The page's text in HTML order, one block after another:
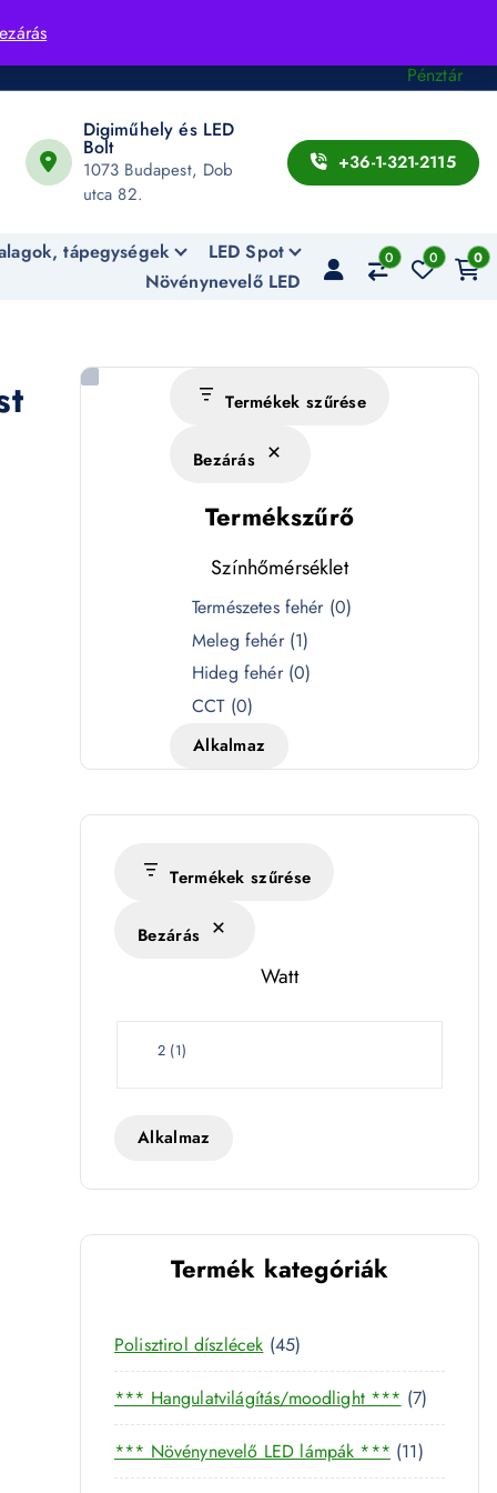
Pénztár
Digiműhely és LED
Bolt
1073 Budapest, Dob
utca 82.
+36-1-321-2115
tápegységek
LED Spot
Növénynevelő LED
0 0 0
Termékek szűrése
Bezárás
Termékszűrő
Színhőmérséklet
é
s
k
Természetes fehér (0)
Meleg fehér (1)
Hideg fehér (0)
CCT (0)
Alkalmaz
Termékek szűrése
Bezárás
Watt
W
t
2 (1)
Alkalmaz
Termék kategóriák
Polisztirol díszlécek 454
5
t
e
r
*** Hangulatvilágítás/moodlight *** 77
t
e
r
*** Növénynevelő LED lámpák *** 111
1